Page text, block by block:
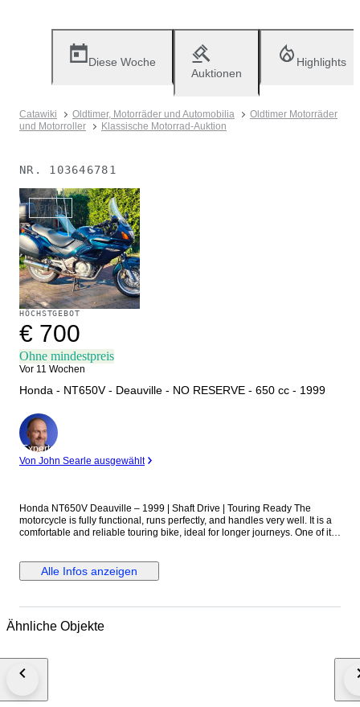
Diese Woche
Auktionen
Highlights
Catawiki Oldtimer, Motorräder und Automobilia
Oldtimer Motorräder
und Motorroller
Klassische Motorrad-Auktion
NR. 103646781
Verkauft
HÖCHSTGEBOT
€ 700
Ohne mindestpreis
Vor 11 Wochen
Honda - NT650V - Deauville - NO RESERVE - 650 cc - 1999
Experte
Von John Searle ausgewählt
Honda NT650V Deauville – 1999 | Shaft Drive | Touring Ready The
motorcycle is fully functional, runs perfectly, and handles very well. It is a
comfortable and reliable touring bike, ideal for longer journeys. One of its
regular oil changes. Recent service (before the season): Carburetors
cleaned in ultrasonic cleaner and synchronized (intake manifolds and
New spark plugs Crankshaft seal replaced Valve clearance adjusted The
Aftermarket exhaust (original included) Ignition-powered charger Phone
Alle Infos anzeigen
Ähnliche Objekte